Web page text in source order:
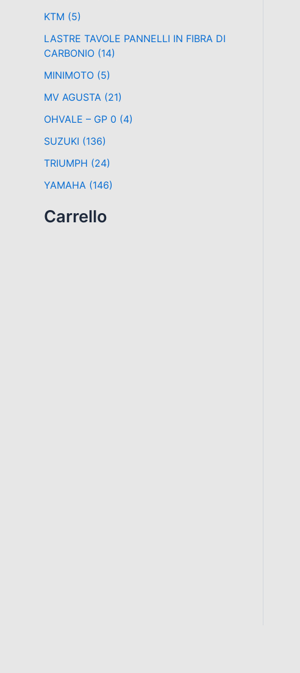
KTM (5)
LASTRE TAVOLE PANNELLI IN FIBRA DI
CARBONIO (14)
MINIMOTO (5)
MV AGUSTA (21)
OHVALE – GP 0 (4)
SUZUKI (136)
TRIUMPH (24)
YAMAHA (146)
Carrello